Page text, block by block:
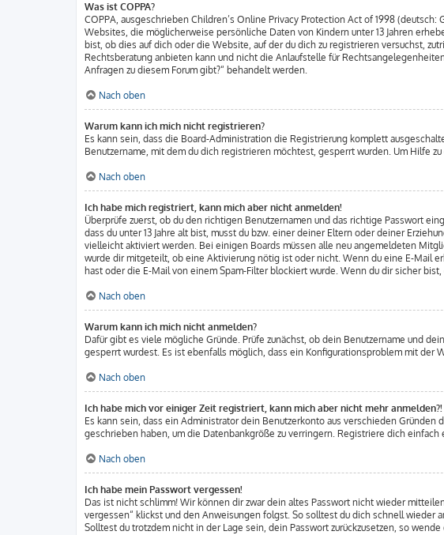
Was ist COPPA?
COPPA, ausgeschrieben Children’s Online Privacy Protection Act of 1998
Websites, die möglicherweise persönliche Daten von Kindern unter 13 Jahren
bist, ob dies auf dich oder die Website, auf der du dich zu registrieren versuchst,
Rechtsberatung anbieten kann und nicht die Anlaufstelle für
Anfragen zu diesem Forum gibt?“ behandelt werden.
Nach oben
Warum kann ich mich nicht registrieren?
Es kann sein, dass die Board-Administration die Registrierung komplett
Benutzername, mit dem du dich registrieren möchtest, gesperrt wurden. Um Hilfe
Nach oben
Ich habe mich registriert, kann mich aber nicht anmelden!
Überprüfe zuerst, ob du den richtigen Benutzernamen und das richtige Passwort
dass du unter 13 Jahre alt bist, musst du bzw. einer deiner Eltern oder deiner
vielleicht aktiviert werden. Bei einigen Boards müssen alle neu angemeldeten
wurde dir mitgeteilt, ob eine Aktivierung nötig ist oder nicht. Wenn du eine E-Mail
hast oder die E-Mail von einem Spam-Filter blockiert wurde. Wenn du dir sicher
Nach oben
Warum kann ich mich nicht anmelden?
Dafür gibt es viele mögliche Gründe. Prüfe zunächst, ob dein Benutzername und
gesperrt wurdest. Es ist ebenfalls möglich, dass ein Konfigurationsproblem mit der
Nach oben
Ich habe mich vor einiger Zeit registriert, kann mich aber nicht mehr anmelden?!
Es kann sein, dass ein Administrator dein Benutzerkonto aus verschieden
geschrieben haben, um die Datenbankgröße zu verringern. Registriere dich
Nach oben
Ich habe mein Passwort vergessen!
Das ist nicht schlimm! Wir können dir zwar dein altes Passwort nicht wieder
vergessen“ klickst und den Anweisungen folgst. So solltest du dich schnell wieder
Solltest du trotzdem nicht in der Lage sein, dein Passwort zurückzusetzen, so